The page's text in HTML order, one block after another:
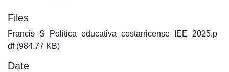
Files
Francis_S_Politica_educativa_costarricense_IEE_2025.p
df(984.77 KB)
Date